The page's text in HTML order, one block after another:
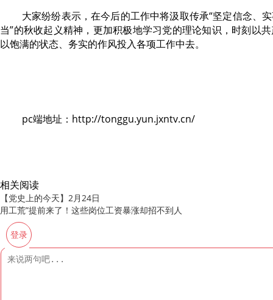
大家纷纷表示，在今后的工作中将汲取传承“坚定信念、
当”的秋收起义精神，更加积极地学习党的理论知识，时刻以
以饱满的状态、务实的作风投入各项工作中去。
pc端地址：http://tonggu.yun.jxntv.cn/
相关阅读
【党史上的今天】2月24日
用工荒”提前来了！这些岗位工资暴涨却招不到人
登录